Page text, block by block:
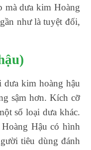
mà dưa kim Hoàng
như là tuyệt đối,
kim hoàng hậu
sậm hơn. Kích cỡ
số loại dưa khác.
Hậu có hình
tiêu dùng đánh